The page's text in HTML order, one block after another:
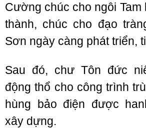
Cường chúc cho ngôi Tam
thành, chúc cho đạo
Sơn ngày càng phát triển,
Sau đó, chư Tôn đức
động thổ cho công trình
hùng bảo điện được
xây dựng.